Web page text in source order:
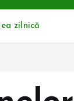
zilnică